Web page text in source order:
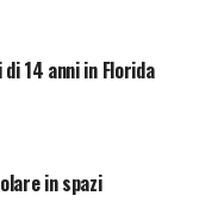
14 anni in Florida
in spazi